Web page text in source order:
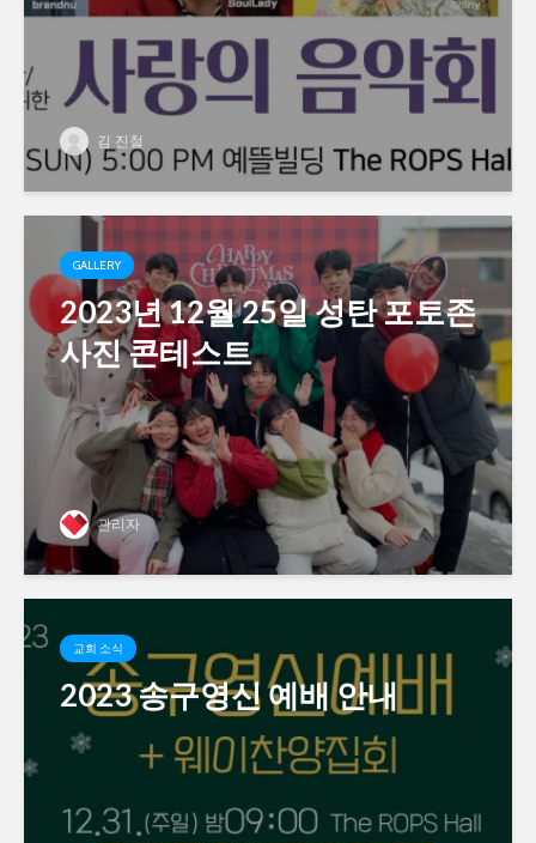
김 진철
GALLERY
2023년 12월 25일 성탄 포토존
사진 콘테스트
관리자
교회 소식
2023 송구영신 예배 안내